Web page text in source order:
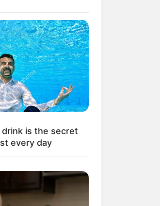
Gagal
Kamu
is the secret
every day